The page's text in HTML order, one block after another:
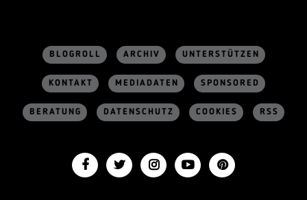
BLOGROLL ARCHIV UNTERSTÜTZEN
KONTAKT MEDIADATEN SPONSORED
BERATUNG DATENSCHUTZ COOKIES RSS